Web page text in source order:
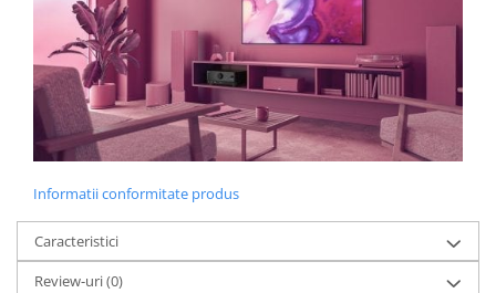
Informatii conformitate produs
Caracteristici
Review-uri(0)